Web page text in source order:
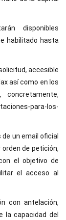
disponibles
habilitado hasta
accesible
así como en los
concretamente,
para-los-
un email oficial
de petición,
el objetivo de
el acceso al
con antelación,
la capacidad del